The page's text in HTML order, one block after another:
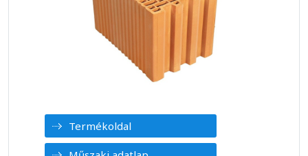
Termékoldal